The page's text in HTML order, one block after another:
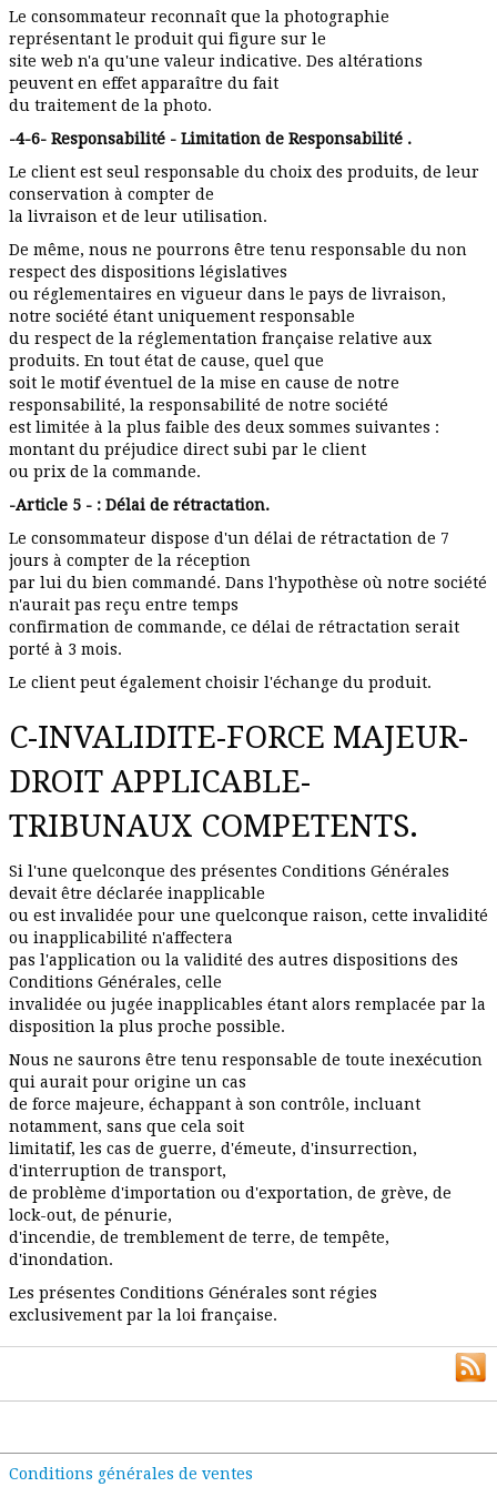
Le consommateur reconnaît que la photographie
représentant le produit qui figure sur le
site web n'a qu'une valeur indicative. Des altérations
peuvent en effet apparaître du fait
du traitement de la photo.
-4-6- Responsabilité - Limitation de Responsabilité .
Le client est seul responsable du choix des produits, de leur
conservation à compter de
la livraison et de leur utilisation.
De même, nous ne pourrons être tenu responsable du non
respect des dispositions législatives
ou réglementaires en vigueur dans le pays de livraison,
notre société étant uniquement responsable
du respect de la réglementation française relative aux
produits. En tout état de cause, quel que
soit le motif éventuel de la mise en cause de notre
responsabilité, la responsabilité de notre société
est limitée à la plus faible des deux sommes suivantes :
montant du préjudice direct subi par le client
ou prix de la commande.
-Article 5 - : Délai de rétractation.
Le consommateur dispose d'un délai de rétractation de 7
jours à compter de la réception
par lui du bien commandé. Dans l'hypothèse où notre société
n'aurait pas reçu entre temps
confirmation de commande, ce délai de rétractation serait
porté à 3 mois.
Le client peut également choisir l'échange du produit.
C-INVALIDITE-FORCE MAJEUR-
DROIT APPLICABLE-
TRIBUNAUX COMPETENTS.
Si l'une quelconque des présentes Conditions Générales
devait être déclarée inapplicable
ou est invalidée pour une quelconque raison, cette invalidité
ou inapplicabilité n'affectera
pas l'application ou la validité des autres dispositions des
Conditions Générales, celle
invalidée ou jugée inapplicables étant alors remplacée par la
disposition la plus proche possible.
Nous ne saurons être tenu responsable de toute inexécution
qui aurait pour origine un cas
de force majeure, échappant à son contrôle, incluant
notamment, sans que cela soit
limitatif, les cas de guerre, d'émeute, d'insurrection,
d'interruption de transport,
de problème d'importation ou d'exportation, de grève, de
lock-out, de pénurie,
d'incendie, de tremblement de terre, de tempête,
d'inondation.
Les présentes Conditions Générales sont régies
exclusivement par la loi française.
Conditions générales de ventes